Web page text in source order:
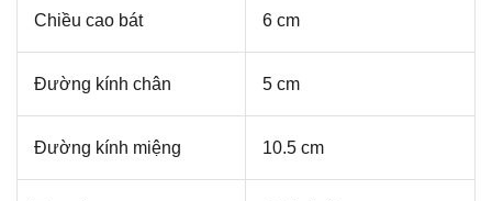
Chiều cao bát 6 cm
Đường kính chân 5 cm
Đường kính miệng 10.5 cm